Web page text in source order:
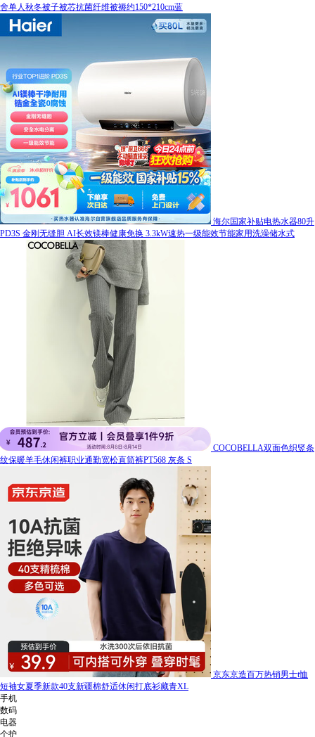
舍单人秋冬被子被芯抗菌纤维被褥约150*210cm蓝
海尔国家补贴电热水器80升
PD3S 金刚无缝胆 AI长效镁棒健康免换 3.3kW速热一级能效节能家用洗澡储水式
COCOBELLA双面色织竖条
纹保暖羊毛休闲裤职业通勤宽松直筒裤PT568 灰条 S
京东京造百万热销男士t恤
短袖女夏季新款40支新疆棉舒适休闲打底衫藏青XL
手机
数码
电器
个护